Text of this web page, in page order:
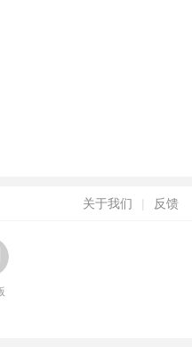
关于我们 | 反馈